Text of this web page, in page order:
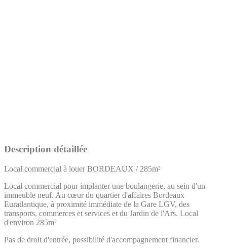
Description détaillée
Local commercial à louer BORDEAUX / 285m²
Local commercial pour implanter une boulangerie, au sein d'un
immeuble neuf. Au cœur du quartier d'affaires Bordeaux
Euratlantique, à proximité immédiate de la Gare LGV, des
transports, commerces et services et du Jardin de l'Ars. Local
d'environ 285m²
Pas de droit d'entrée, possibilité d'accompagnement financier.